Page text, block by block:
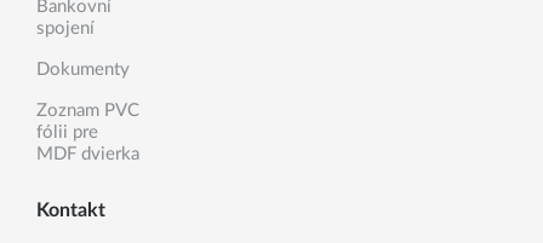
Bankovní
spojení
Dokumenty
Zoznam PVC
fólii pre
MDF dvierka
Kontakt